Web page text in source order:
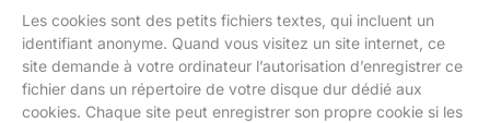
Les cookies sont des petits fichiers textes, qui incluent un
identifiant anonyme. Quand vous visitez un site internet, ce
site demande à votre ordinateur l’autorisation d’enregistrer ce
fichier dans un répertoire de votre disque dur dédié aux
cookies. Chaque site peut enregistrer son propre cookie si les